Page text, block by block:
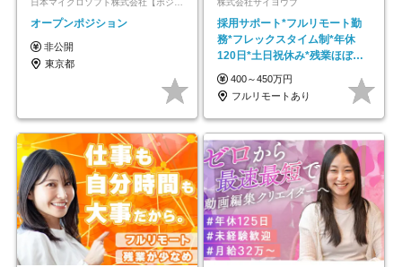
日本マイクロソフト株式会社【ポジションマッチ登録】
オープンポジション
非公開
東京都
株式会社サイヨウブ
採用サポート*フルリモート勤
務*フレックスタイム制*年休
120日*土日祝休み*残業ほぼな
し*育児中社員8割以上
400～450万円
フルリモートあり